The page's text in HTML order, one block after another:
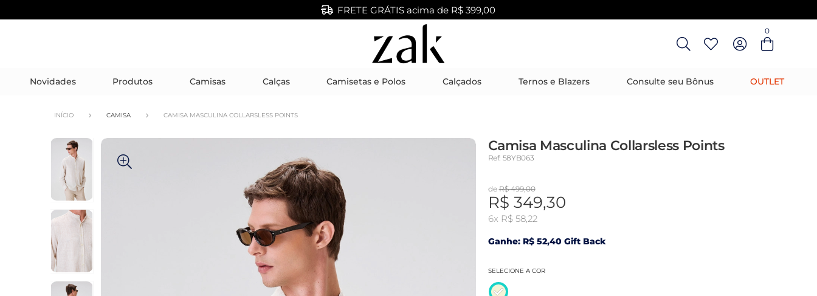
Entre com email ou cpf/cnpj
FRETE GRÁTIS acima de R$ 399,00
0
Novidades Produtos Camisas Calças Camisetas e Polos Calçados Ternos e Blazers Consulte seu Bônus OUTLET
INÍCIO CAMISA CAMISA MASCULINA COLLARSLESS POINTS
Camisa Masculina Collarsless Points
Ref: 58YB063
deR$ 499,00
R$ 349,30
6x R$ 58,22
Ganhe: R$ 52,40 Gift Back
SELECIONE A COR